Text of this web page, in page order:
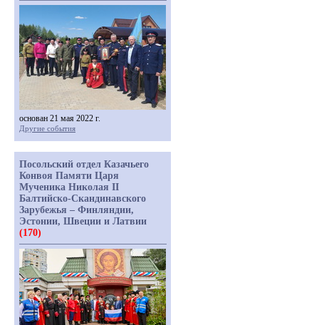
основан 21 мая 2022 г.
Другие события
Посольский отдел Казачьего
Конвоя Памяти Царя
Мученика Николая II
Балтийско-Скандинавского
Зарубежья – Финляндии,
Эстонии, Швеции и Латвии
(170)